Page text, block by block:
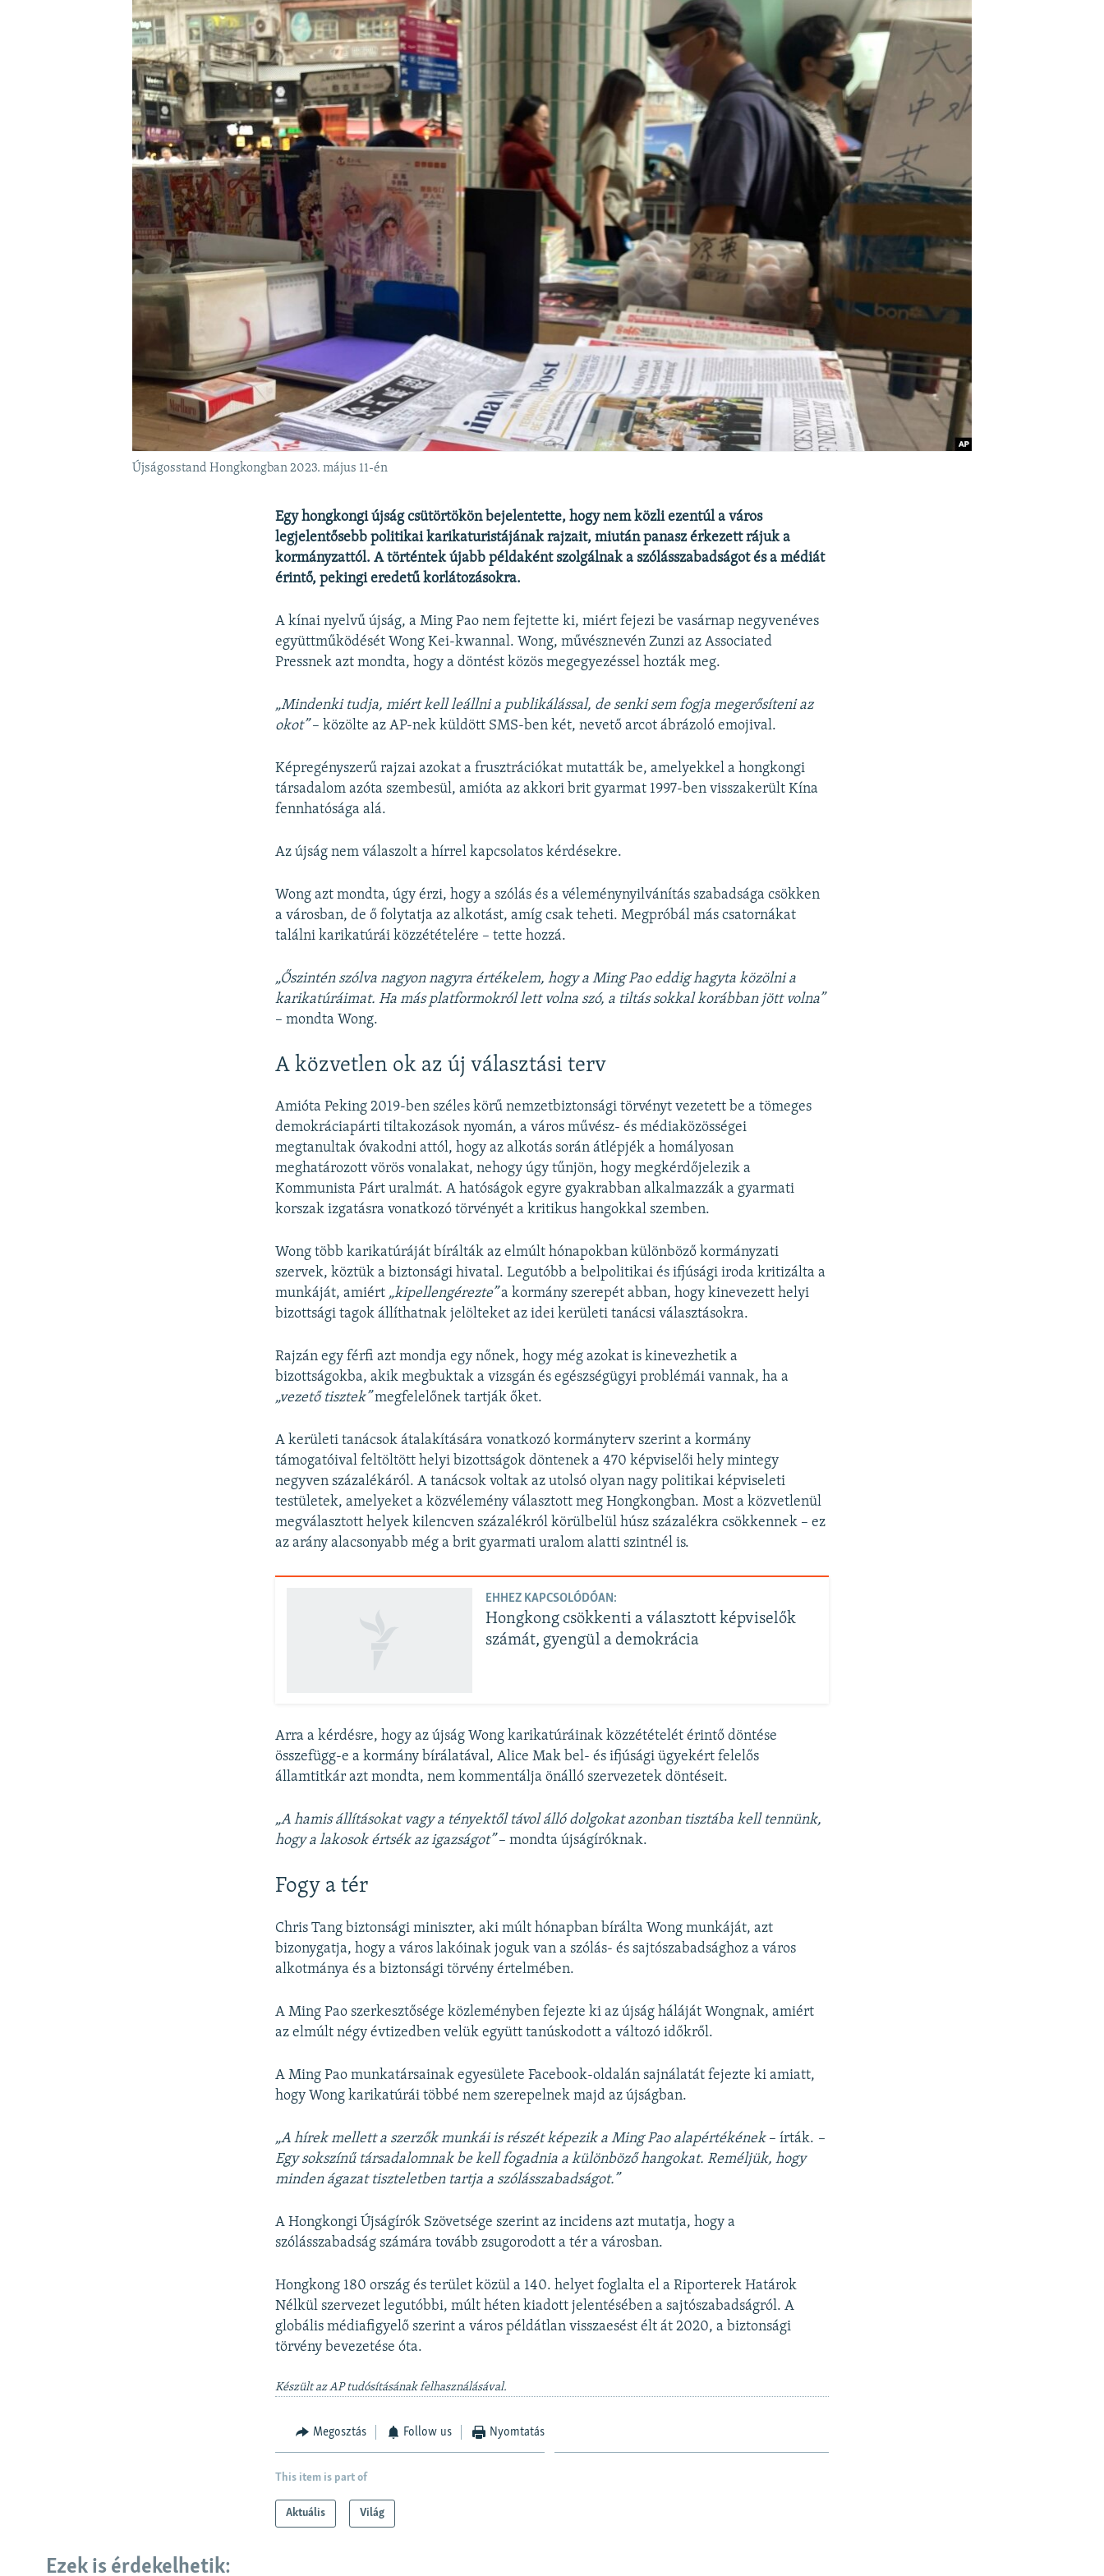
A MÚLT TANULSÁGAI
Újságosstand Hongkongban 2023. május 11-én
Egy hongkongi újság csütörtökön bejelentette, hogy nem közli ezentúl a város
legjelentősebb politikai karikaturistájának rajzait, miután panasz érkezett rájuk a
kormányzattól. A történtek újabb példaként szolgálnak a szólásszabadságot és a médiát
érintő, pekingi eredetű korlátozásokra.
A kínai nyelvű újság, a Ming Pao nem fejtette ki, miért fejezi be vasárnap negyvenéves
együttműködését Wong Kei-kwannal. Wong, művésznevén Zunzi az Associated
Pressnek azt mondta, hogy a döntést közös megegyezéssel hozták meg.
„Mindenki tudja, miért kell leállni a publikálással, de senki sem fogja megerősíteni az
okot”– közölte az AP-nek küldött SMS-ben két, nevető arcot ábrázoló emojival.
Képregényszerű rajzai azokat a frusztrációkat mutatták be, amelyekkel a hongkongi
társadalom azóta szembesül, amióta az akkori brit gyarmat 1997-ben visszakerült Kína
fennhatósága alá.
Az újság nem válaszolt a hírrel kapcsolatos kérdésekre.
Wong azt mondta, úgy érzi, hogy a szólás és a véleménynyilvánítás szabadsága csökken
a városban, de ő folytatja az alkotást, amíg csak teheti. Megpróbál más csatornákat
találni karikatúrái közzétételére – tette hozzá.
„Őszintén szólva nagyon nagyra értékelem, hogy a Ming Pao eddig hagyta közölni a
karikatúráimat. Ha más platformokról lett volna szó, a tiltás sokkal korábban jött volna”
– mondta Wong.
A közvetlen ok az új választási terv
Amióta Peking 2019-ben széles körű nemzetbiztonsági törvényt vezetett be a tömeges
demokráciapárti tiltakozások nyomán, a város művész- és médiaközösségei
megtanultak óvakodni attól, hogy az alkotás során átlépjék a homályosan
meghatározott vörös vonalakat, nehogy úgy tűnjön, hogy megkérdőjelezik a
Kommunista Párt uralmát. A hatóságok egyre gyakrabban alkalmazzák a gyarmati
korszak izgatásra vonatkozó törvényét a kritikus hangokkal szemben.
Wong több karikatúráját bírálták az elmúlt hónapokban különböző kormányzati
szervek, köztük a biztonsági hivatal. Legutóbb a belpolitikai és ifjúsági iroda kritizálta a
munkáját, amiért „kipellengérezte”a kormány szerepét abban, hogy kinevezett helyi
bizottsági tagok állíthatnak jelölteket az idei kerületi tanácsi választásokra.
Rajzán egy férfi azt mondja egy nőnek, hogy még azokat is kinevezhetik a
bizottságokba, akik megbuktak a vizsgán és egészségügyi problémái vannak, ha a
„vezető tisztek”megfelelőnek tartják őket.
A kerületi tanácsok átalakítására vonatkozó kormányterv szerint a kormány
támogatóival feltöltött helyi bizottságok döntenek a 470 képviselői hely mintegy
negyven százalékáról. A tanácsok voltak az utolsó olyan nagy politikai képviseleti
testületek, amelyeket a közvélemény választott meg Hongkongban. Most a közvetlenül
megválasztott helyek kilencven százalékról körülbelül húsz százalékra csökkennek – ez
az arány alacsonyabb még a brit gyarmati uralom alatti szintnél is.
EHHEZ KAPCSOLÓDÓAN:
Hongkong csökkenti a választott képviselők
számát, gyengül a demokrácia
Arra a kérdésre, hogy az újság Wong karikatúráinak közzétételét érintő döntése
összefügg-e a kormány bírálatával, Alice Mak bel- és ifjúsági ügyekért felelős
államtitkár azt mondta, nem kommentálja önálló szervezetek döntéseit.
„A hamis állításokat vagy a tényektől távol álló dolgokat azonban tisztába kell tennünk,
hogy a lakosok értsék az igazságot”– mondta újságíróknak.
Fogy a tér
Chris Tang biztonsági miniszter, aki múlt hónapban bírálta Wong munkáját, azt
bizonygatja, hogy a város lakóinak joguk van a szólás- és sajtószabadsághoz a város
alkotmánya és a biztonsági törvény értelmében.
A Ming Pao szerkesztősége közleményben fejezte ki az újság háláját Wongnak, amiért
az elmúlt négy évtizedben velük együtt tanúskodott a változó időkről.
A Ming Pao munkatársainak egyesülete Facebook-oldalán sajnálatát fejezte ki amiatt,
hogy Wong karikatúrái többé nem szerepelnek majd az újságban.
„A hírek mellett a szerzők munkái is részét képezik a Ming Pao alapértékének– írták. –
Egy sokszínű társadalomnak be kell fogadnia a különböző hangokat. Reméljük, hogy
minden ágazat tiszteletben tartja a szólásszabadságot.”
A Hongkongi Újságírók Szövetsége szerint az incidens azt mutatja, hogy a
szólásszabadság számára tovább zsugorodott a tér a városban.
Hongkong 180 ország és terület közül a 140. helyet foglalta el a Riporterek Határok
Nélkül szervezet legutóbbi, múlt héten kiadott jelentésében a sajtószabadságról. A
globális médiafigyelő szerint a város példátlan visszaesést élt át 2020, a biztonsági
törvény bevezetése óta.
Készült az AP tudósításának felhasználásával.
Megosztás Follow us Nyomtatás
This item is part of
Aktuális Világ
Ezek is érdekelhetik: